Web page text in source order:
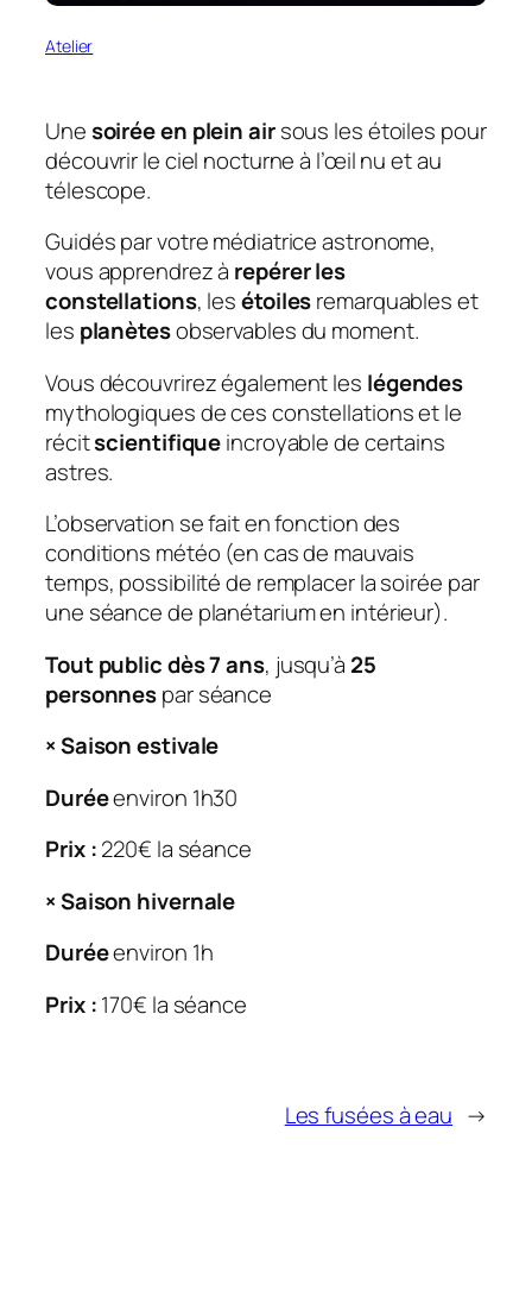
Atelier
Unesoirée en plein airsous les étoiles pour
découvrir le ciel nocturne à l’œil nu et au
télescope.
Guidés par votre médiatrice astronome,
vous apprendrez à repérer les
constellations, lesétoilesremarquables et
les planètesobservables du moment.
Vous découvrirez également les légendes
mythologiques de ces constellations et le
récitscientifiqueincroyable de certains
astres.
L’observation se fait en fonction des
conditions météo (en cas de mauvais
temps, possibilité de remplacer la soirée par
une séance de planétarium en intérieur).
Tout public dès 7 ans, jusqu’à 25
personnespar séance
× Saison estivale
Duréeenviron 1h30
Prix :220€ la séance
× Saison hivernale
Duréeenviron 1h
Prix :170€ la séance
Les fusées à eau →